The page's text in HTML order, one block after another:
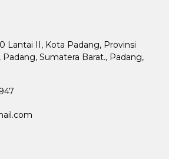
Lantai II, Kota Padang, Provinsi
Sumatera Barat., Padang,